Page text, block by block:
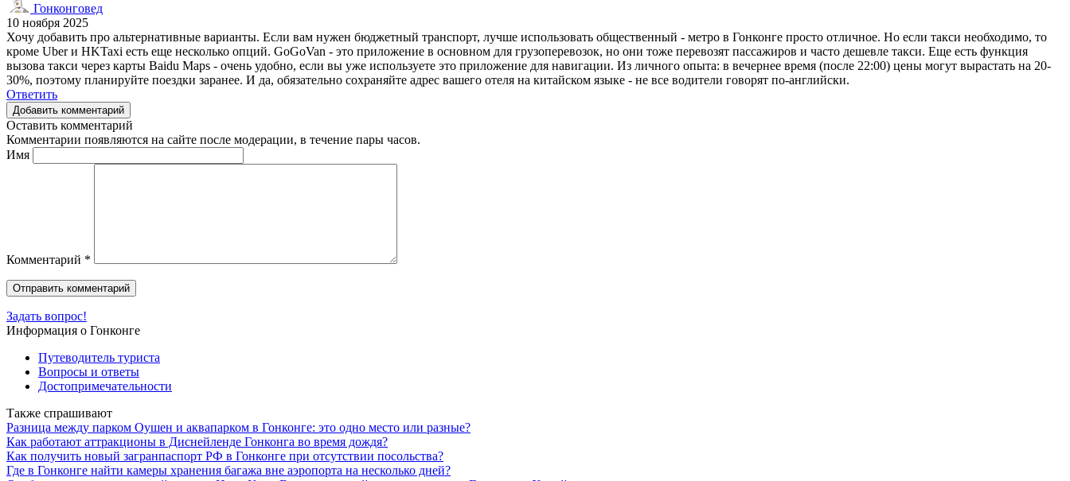
Гонконговед
10 ноября 2025
Хочу добавить про альтернативные варианты. Если вам нужен бюджетный транспорт, лучше использовать общественный - метро в Гонконге просто отличное. Но если такси необходимо, то
кроме Uber и HKTaxi есть еще несколько опций. GoGoVan - это приложение в основном для грузоперевозок, но они тоже перевозят пассажиров и часто дешевле такси. Еще есть функция
вызова такси через карты Baidu Maps - очень удобно, если вы уже используете это приложение для навигации. Из личного опыта: в вечернее время (после 22:00) цены могут вырастать на 20-
30%, поэтому планируйте поездки заранее. И да, обязательно сохраняйте адрес вашего отеля на китайском языке - не все водители говорят по-английски.
Ответить
Добавить комментарий
Оставить комментарий
Комментарии появляются на сайте после модерации, в течение пары часов.
Имя
Комментарий *
Задать вопрос!
Информация о Гонконге
Путеводитель туриста
Вопросы и ответы
Достопримечательности
Также спрашивают
Разница между парком Оушен и аквапарком в Гонконге: это одно место или разные?
Как работают аттракционы в Диснейленде Гонконга во время дождя?
Как получить новый загранпаспорт РФ в Гонконге при отсутствии посольства?
Где в Гонконге найти камеры хранения багажа вне аэропорта на несколько дней?